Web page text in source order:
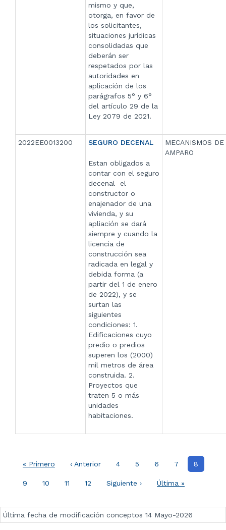
mismo y que,
otorga, en favor de
los solicitantes,
situaciones jurídicas
consolidadas que
deberán ser
respetados por las
autoridades en
aplicación de los
parágrafos 5° y 6°
del artículo 29 de la
Ley 2079 de 2021.
2022EE0013200 SEGURO DECENAL
Estan obligados a
contar con el seguro
decenal el
constructor o
enajenador de una
vivienda, y su
apliación se dará
siempre y cuando la
licencia de
construcción sea
radicada en legal y
debida forma (a
partir del 1 de enero
de 2022), y se
surtan las
siguientes
condiciones: 1.
Edificaciones cuyo
predio o predios
superen los (2000)
mil metros de área
construida. 2.
Proyectos que
traten 5 o más
unidades
habitaciones.
MECANISMOS DE
AMPARO
Primera
« Primero
Página
‹ Anterior Página
4 Página
5 Página
6 Página
7
Página
actual
8
Página
9 Página
10 Página
11 Página
12
Siguiente
Siguiente ›
Última
Última »
Última fecha de modificación conceptos 14 Mayo-2026